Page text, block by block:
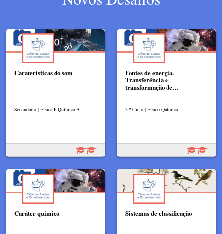
Caraterísticas do som
Secundário | Física E Química A
Fontes de energia.
Transferência e
transformação de…
3.º Ciclo | Físico-Química
Caráter químico Sistemas de classificação